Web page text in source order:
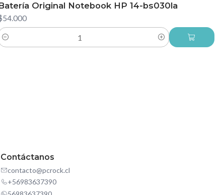
Original Notebook HP 14-bs030la
Contáctanos
contacto@pcrock.cl
+56983637390